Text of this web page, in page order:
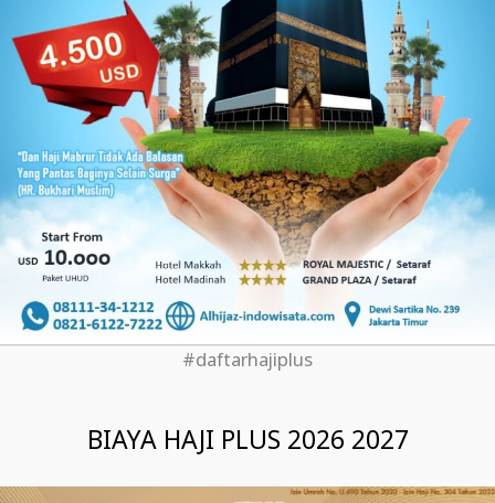
#daftarhajiplus
BIAYA HAJI PLUS 2026 2027